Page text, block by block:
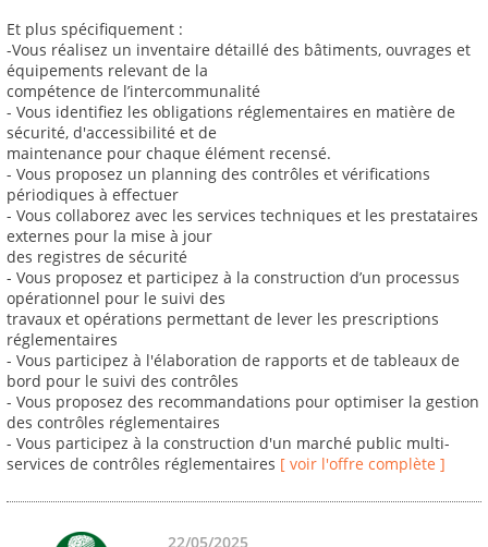
Et plus spécifiquement :
-Vous réalisez un inventaire détaillé des bâtiments, ouvrages et
équipements relevant de la
compétence de l’intercommunalité
- Vous identifiez les obligations réglementaires en matière de
sécurité, d'accessibilité et de
maintenance pour chaque élément recensé.
- Vous proposez un planning des contrôles et vérifications
périodiques à effectuer
- Vous collaborez avec les services techniques et les prestataires
externes pour la mise à jour
des registres de sécurité
- Vous proposez et participez à la construction d’un processus
opérationnel pour le suivi des
travaux et opérations permettant de lever les prescriptions
réglementaires
- Vous participez à l'élaboration de rapports et de tableaux de
bord pour le suivi des contrôles
- Vous proposez des recommandations pour optimiser la gestion
des contrôles réglementaires
- Vous participez à la construction d'un marché public multi-
services de contrôles réglementaires [ voir l'offre complète ]
22/05/2025